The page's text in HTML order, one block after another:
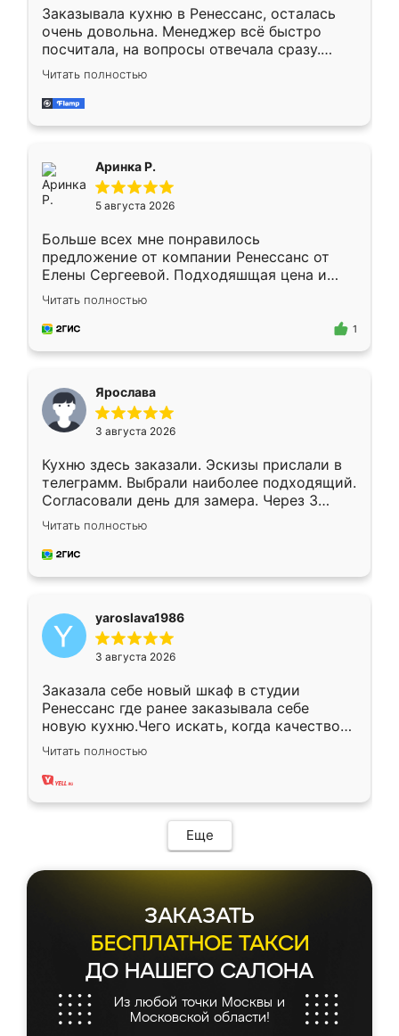
Заказывала кухню в Ренессанс, осталась
очень довольна. Менеджер всё быстро
посчитала, на вопросы отвечала сразу.
Замерщик приехал в субботу, подошёл к
делу со всей ответственностью. Собрали
за день, ребята работали аккуратно, даже
Читать полностью
Аринка Р.
5 августа 2026
Больше всех мне понравилось
предложение от компании Ренессанс от
Елены Сергеевой. Подходяшщая цена и
короткие сроки изготовления. Приехавший
для замера сотрудник Владислав
предложил по моему эскизу самый
Читать полностью
1
Ярослава
3 августа 2026
Кухню здесь заказали. Эскизы прислали в
телеграмм. Выбрали наиболее подходящий.
Согласовали день для замера. Через 3
недели кухня была уже готова. Остались
довольны работой. Спасибо Ренессанс
мебель за качественную работу!
Читать полностью
yaroslava1986
3 августа 2026
Заказала себе новый шкаф в студии
Ренессанс где ранее заказывала себе
новую кухню.Чего искать, когда качеством
вполне довольна. Служит кухня уже почти
два года, нареканий нет.
Читать полностью
Еще
ЗАКАЗАТЬ
БЕСПЛАТНОЕ ТАКСИ
ДО НАШЕГО САЛОНА
Из любой точки Москвы и
Московской области!